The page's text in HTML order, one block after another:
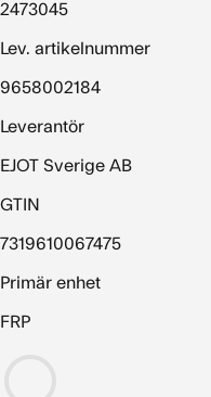
2473045
Lev. artikelnummer
9658002184
Leverantör
EJOT Sverige AB
GTIN
7319610067475
Primär enhet
FRP